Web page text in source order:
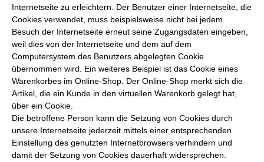
Internetseite zu erleichtern. Der Benutzer einer Internetseite, die
Cookies verwendet, muss beispielsweise nicht bei jedem
Besuch der Internetseite erneut seine Zugangsdaten eingeben,
weil dies von der Internetseite und dem auf dem
Computersystem des Benutzers abgelegten Cookie
übernommen wird. Ein weiteres Beispiel ist das Cookie eines
Warenkorbes im Online-Shop. Der Online-Shop merkt sich die
Artikel, die ein Kunde in den virtuellen Warenkorb gelegt hat,
über ein Cookie.
Die betroffene Person kann die Setzung von Cookies durch
unsere Internetseite jederzeit mittels einer entsprechenden
Einstellung des genutzten Internetbrowsers verhindern und
damit der Setzung von Cookies dauerhaft widersprechen.